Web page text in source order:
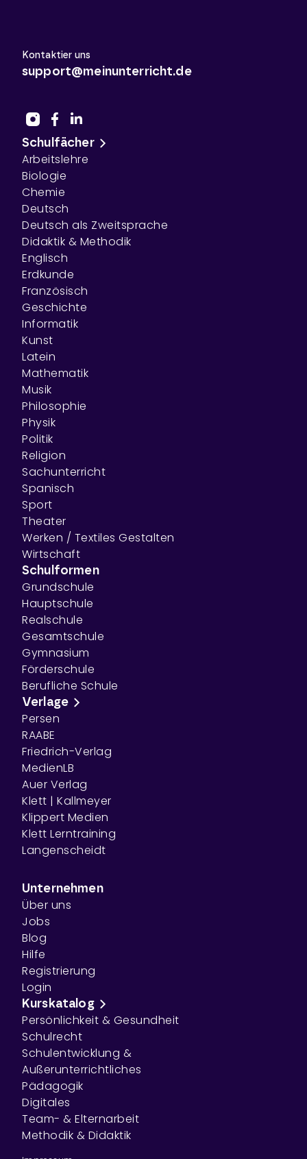
Kontaktier uns
support@meinunterricht.de
Schulfächer
Arbeitslehre
Biologie
Chemie
Deutsch
Deutsch als Zweitsprache
Didaktik & Methodik
Englisch
Erdkunde
Französisch
Geschichte
Informatik
Kunst
Latein
Mathematik
Musik
Philosophie
Physik
Politik
Religion
Sachunterricht
Spanisch
Sport
Theater
Werken / Textiles Gestalten
Wirtschaft
Schulformen
Grundschule
Hauptschule
Realschule
Gesamtschule
Gymnasium
Förderschule
Berufliche Schule
Verlage
Persen
RAABE
Friedrich-Verlag
MedienLB
Auer Verlag
Klett | Kallmeyer
Klippert Medien
Klett Lerntraining
Langenscheidt
Unternehmen
Über uns
Jobs
Blog
Hilfe
Registrierung
Login
Kurskatalog
Persönlichkeit & Gesundheit
Schulrecht
Schulentwicklung &
Außerunterrichtliches
Pädagogik
Digitales
Team- & Elternarbeit
Methodik & Didaktik